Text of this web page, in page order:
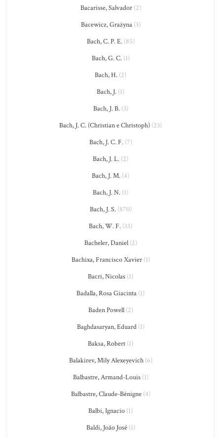
Bacarisse, Salvador(2)
Bacewicz, Grażyna(3)
Bach, C. P. E.(85)
Bach, G. C.(1)
Bach, H. (2)
Bach, J. (1)
Bach, J. B.(3)
Bach, J. C. (Christian e Christoph) (23)
Bach, J. C. F.(7)
Bach, J. L. (2)
Bach, J. M. (4)
Bach, J. N. (1)
Bach, J. S.(870)
Bach, W. F. (33)
Bacheler, Daniel(2)
Bachixa, Francisco Xavier(1)
Bacri, Nicolas (1)
Badalla, Rosa Giacinta (1)
Baden Powell(2)
Baghdasaryan, Eduard(1)
Baksa, Robert (1)
Balakirev, Mily Alexeyevich(6)
Balbastre, Armand-Louis(1)
Balbastre, Claude-Bénigne(4)
Balbi, Ignacio (1)
Baldi, João José(1)